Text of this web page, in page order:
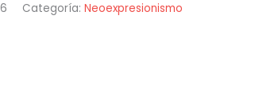
Categoría: Neoexpresionismo